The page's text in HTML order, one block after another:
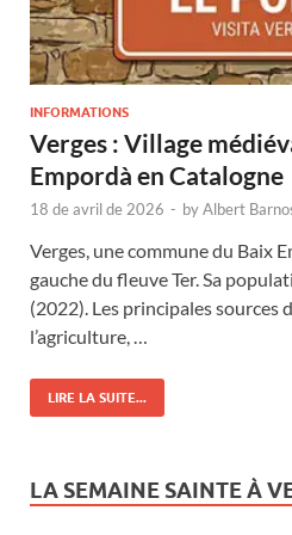
INFORMATIONS
Verges : Village
Empordà en Catalogne
18 de avril de 2026 - byAlbert
Verges, une commune du Baix
gauche du fleuve Ter. Sa
(2022). Les principales sources
l’agriculture, …
LIRE LA SUITE...
LA SEMAINE SAINTE À